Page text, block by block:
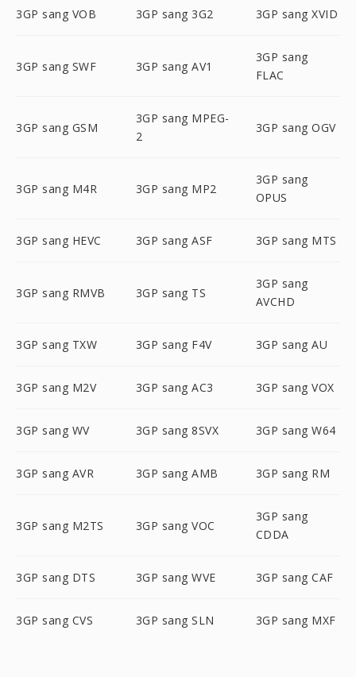
3GP sang VOB 3GP sang 3G2 3GP sang XVID
3GP sang SWF 3GP sang AV1
3GP sang
FLAC
3GP sang GSM
3GP sang MPEG-
2
3GP sang OGV
3GP sang M4R 3GP sang MP2
3GP sang
OPUS
3GP sang HEVC 3GP sang ASF 3GP sang MTS
3GP sang RMVB 3GP sang TS
3GP sang
AVCHD
3GP sang TXW 3GP sang F4V 3GP sang AU
3GP sang M2V 3GP sang AC3 3GP sang VOX
3GP sang WV 3GP sang 8SVX 3GP sang W64
3GP sang AVR 3GP sang AMB 3GP sang RM
3GP sang M2TS 3GP sang VOC
3GP sang
CDDA
3GP sang DTS 3GP sang WVE 3GP sang CAF
3GP sang CVS 3GP sang SLN 3GP sang MXF